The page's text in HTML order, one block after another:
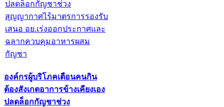
องค์กรผู้บริโภคเตือนคนกิน
ต้องสังเกตอาการข้างเคียงเอง
ปลดล็อกกัญชาช่วง